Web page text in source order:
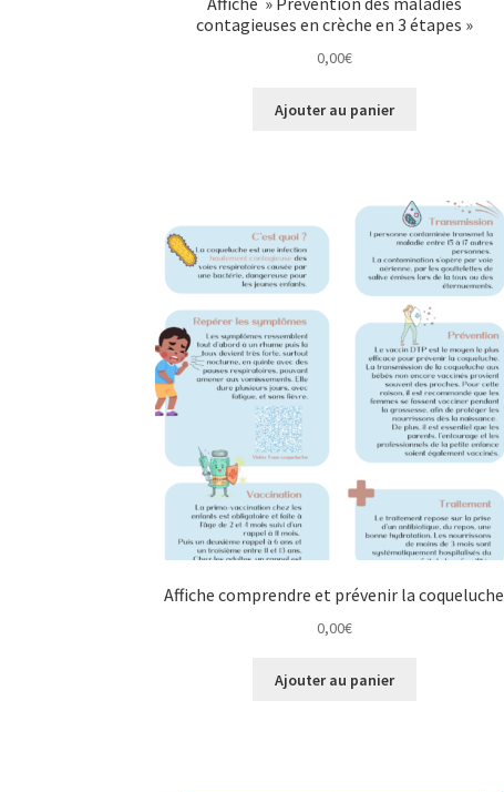
contagieuses en crèche en 3 étapes »
0,00€
Ajouter au panier
Affiche comprendre et prévenir la coqueluche
0,00€
Ajouter au panier